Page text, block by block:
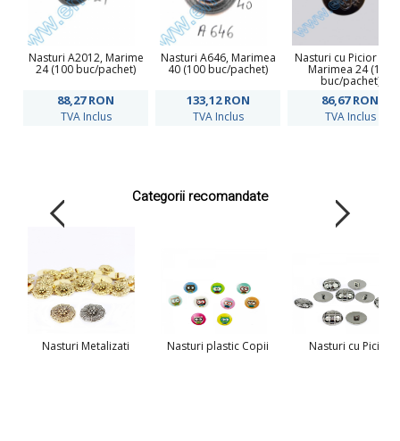
Nasturi A2012, Marime
24 (100 buc/pachet)
88,27RON
TVA Inclus
Nasturi A646, Marimea
40 (100 buc/pachet)
133,12RON
TVA Inclus
Nasturi cu Picior
Marimea 24 (100
buc/pachet)
86,67RON
TVA Inclus
Categorii recomandate
Nasturi Metalizati Nasturi plastic Copii Nasturi cu Picior